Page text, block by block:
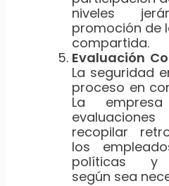
niveles
promoción de
compartida.
Evaluación
La seguridad
proceso en
La
recopilar
los
políticas y
según sea